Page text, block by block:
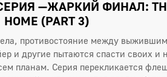
—ЖАРКИЙ ФИНАЛ:
HOME (PART 3)
противостояние между
и другие пытаются спасти своих и
планам. Серия перекликается